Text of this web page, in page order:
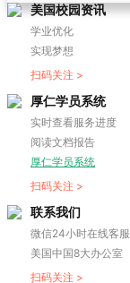
美国校园资讯
学业优化
实现梦想
扫码关注 >
厚仁学员系统
实时查看服务进度
阅读文档报告
厚仁学员系统
扫码关注 >
联系我们
微信24小时在线客服
美国中国8大办公室
扫码关注 >